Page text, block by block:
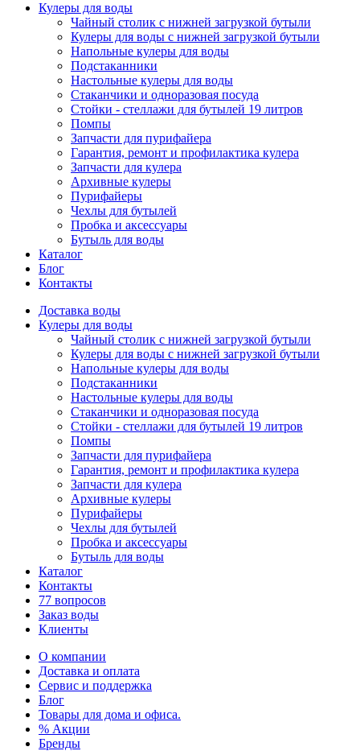
Кулеры для воды
Чайный столик с нижней загрузкой бутыли
Кулеры для воды с нижней загрузкой бутыли
Напольные кулеры для воды
Подстаканники
Настольные кулеры для воды
Стаканчики и одноразовая посуда
Стойки - стеллажи для бутылей 19 литров
Помпы
Запчасти для пурифайера
Гарантия, ремонт и профилактика кулера
Запчасти для кулера
Архивные кулеры
Пурифайеры
Чехлы для бутылей
Пробка и аксессуары
Бутыль для воды
Каталог
Блог
Контакты
Доставка воды
Кулеры для воды
Чайный столик с нижней загрузкой бутыли
Кулеры для воды с нижней загрузкой бутыли
Напольные кулеры для воды
Подстаканники
Настольные кулеры для воды
Стаканчики и одноразовая посуда
Стойки - стеллажи для бутылей 19 литров
Помпы
Запчасти для пурифайера
Гарантия, ремонт и профилактика кулера
Запчасти для кулера
Архивные кулеры
Пурифайеры
Чехлы для бутылей
Пробка и аксессуары
Бутыль для воды
Каталог
Контакты
77 вопросов
Заказ воды
Клиенты
О компании
Доставка и оплата
Сервис и поддержка
Блог
Товары для дома и офиса.
% Акции
Бренды